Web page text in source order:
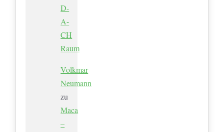
D-
A-
CH
Raum
Volkmar
Neumann
zu
Maca
–